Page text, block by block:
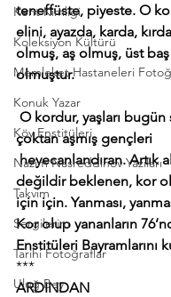
Kent Kimliği
Koleksiyon Kültürü
Memleket Hastaneleri
Konuk Yazar
Köy Enstitüleri
Nazim Nasreddinov Yazıları
Takvim
Sergilerim
Tarihi Fotoğraflar
Uluğ Bey
teneffüste, piyeste. O
elini, ayazda, karda,
olmuş, aş olmuş, üst
olmuştur.
O kordur, yaşları bugün
çoktan aşmış gençleri
heyecanlandıran. Artık
değildir beklenen, kor
için için. Yanması,
Kor olup yananların
Enstitüleri Bayramlarını
***
ARDINDAN